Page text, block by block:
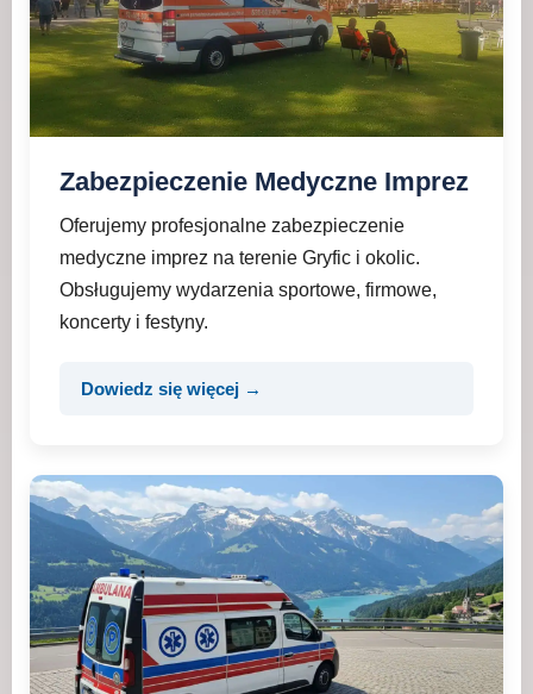
Zabezpieczenie Medyczne Imprez
Oferujemy profesjonalne zabezpieczenie
medyczne imprez na terenie Gryfic i okolic.
Obsługujemy wydarzenia sportowe, firmowe,
koncerty i festyny.
Dowiedz się więcej →